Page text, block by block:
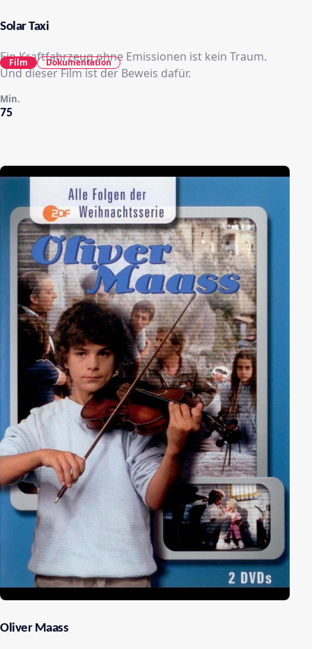
Solar Taxi
Ein Kraftfahrzeug ohne Emissionen ist kein Traum.
Und dieser Film ist der Beweis dafür.
75
Min.
Film Dokumentation
Oliver Maass